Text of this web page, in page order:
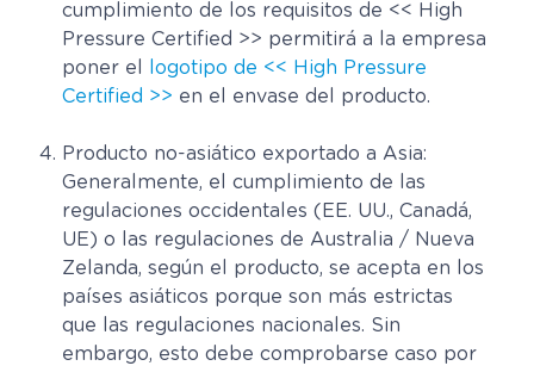
cumplimiento de los requisitos de << High
Pressure Certified >> permitirá a la empresa
poner el
logotipo de << High Pressure
Certified >> en el envase del producto.
Producto no-asiático exportado a Asia:
Generalmente, el cumplimiento de las
regulaciones occidentales (EE. UU., Canadá,
UE) o las regulaciones de Australia / Nueva
Zelanda, según el producto, se acepta en los
países asiáticos porque son más estrictas
que las regulaciones nacionales. Sin
embargo, esto debe comprobarse caso por